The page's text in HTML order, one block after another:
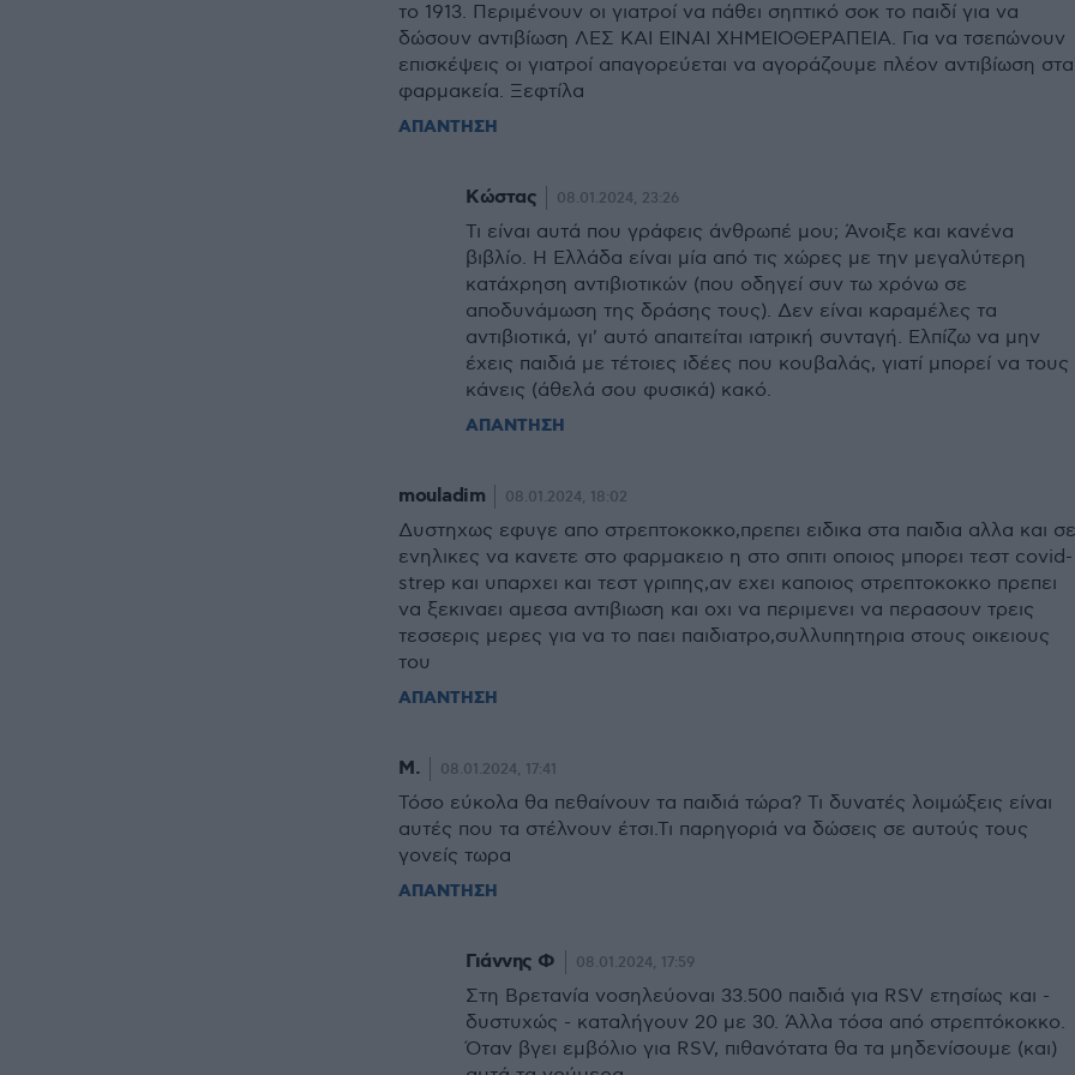
το 1913. Περιμένουν οι γιατροί να πάθει σηπτικό σοκ το παιδί για να
δώσουν αντιβίωση ΛΕΣ ΚΑΙ ΕΙΝΑΙ ΧΗΜΕΙΟΘΕΡΑΠΕΙΑ. Για να τσεπώνουν
επισκέψεις οι γιατροί απαγορεύεται να αγοράζουμε πλέον αντιβίωση στα
φαρμακεία. Ξεφτίλα
ΑΠΑΝΤΗΣΗ
Κώστας 08.01.2024, 23:26
Τι είναι αυτά που γράφεις άνθρωπέ μου; Άνοιξε και κανένα
βιβλίο. Η Ελλάδα είναι μία από τις χώρες με την μεγαλύτερη
κατάχρηση αντιβιοτικών (που οδηγεί συν τω χρόνω σε
αποδυνάμωση της δράσης τους). Δεν είναι καραμέλες τα
αντιβιοτικά, γι' αυτό απαιτείται ιατρική συνταγή. Ελπίζω να μην
έχεις παιδιά με τέτοιες ιδέες που κουβαλάς, γιατί μπορεί να τους
κάνεις (άθελά σου φυσικά) κακό.
ΑΠΑΝΤΗΣΗ
mouladim 08.01.2024, 18:02
Δυστηχως εφυγε απο στρεπτοκοκκο,πρεπει ειδικα στα παιδια αλλα και σε
ενηλικες να κανετε στο φαρμακειο η στο σπιτι οποιος μπορει τεστ covid-
strep και υπαρχει και τεστ γριπης,αν εχει καποιος στρεπτοκοκκο πρεπει
να ξεκιναει αμεσα αντιβιωση και οχι να περιμενει να περασουν τρεις
τεσσερις μερες για να το παει παιδιατρο,συλλυπητηρια στους οικειους
του
ΑΠΑΝΤΗΣΗ
Μ. 08.01.2024, 17:41
Τόσο εύκολα θα πεθαίνουν τα παιδιά τώρα? Τι δυνατές λοιμώξεις είναι
αυτές που τα στέλνουν έτσι.Τι παρηγοριά να δώσεις σε αυτούς τους
γονείς τωρα
ΑΠΑΝΤΗΣΗ
Γιάννης Φ 08.01.2024, 17:59
Στη Βρετανία νοσηλεύοναι 33.500 παιδιά για RSV ετησίως και -
δυστυχώς - καταλήγουν 20 με 30. Άλλα τόσα από στρεπτόκοκκο.
Όταν βγει εμβόλιο για RSV, πιθανότατα θα τα μηδενίσουμε (και)